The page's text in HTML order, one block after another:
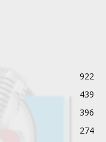
922
439
396
274